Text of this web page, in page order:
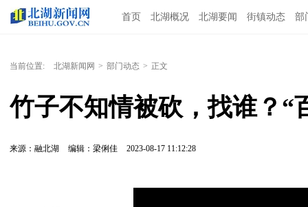
首页 北湖概况 北湖要闻 街镇动态 部
当前位置: 北湖新闻网 > 部门动态 > 正文
竹子不知情被砍，找谁？“
来源：融北湖 编辑：梁俐佳 2023-08-17 11:12:28